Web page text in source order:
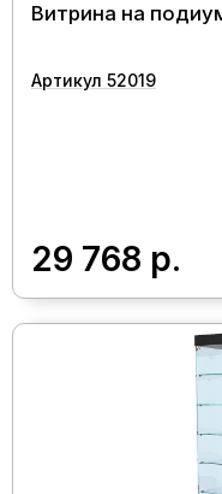
Витрина на
Артикул 52019
29 768 р.